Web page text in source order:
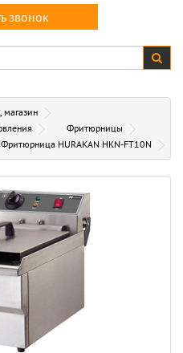
звонок
магазин
Фритюрницы
Фритюрница HURAKAN HKN-FT10N